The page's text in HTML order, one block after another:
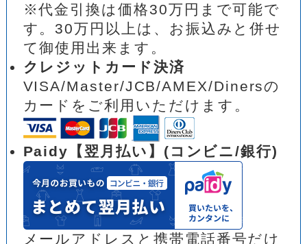
※代金引換は価格30万円まで可能で
す。30万円以上は、お振込みと併せ
て御使用出来ます。
クレジットカード決済
VISA/Master/JCB/AMEX/Dinersの
カードをご利用いただけます。
Paidy【翌月払い】(コンビニ/銀行)
メールアドレスと携帯電話番号だけ